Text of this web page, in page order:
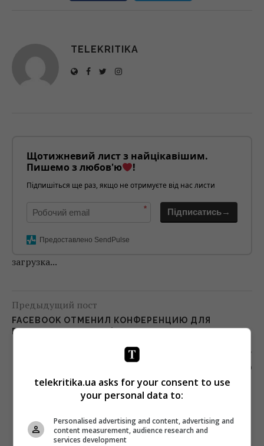
TELEKRITIKA
Щотижневий лист з найцікавішим.
Пишемо з любов'ю
!
Підпишіться ще раз, якщо не отримуєте від нас листи
* Підписатись→
Предоставлено SendPulse
загрузка...
Предыдущий пост
FACEBOOK ОТМЕНИЛ КОНФЕРЕНЦИЮ ДЛЯ
РАЗРАБОТЧИКОВ СОФТА ИЗ-ЗА КОРОНАВИРУСА
Следующий пост
ИЗ-ЗА КОРОНАВИРУСА ЦЕРЕМОНИЮ
НАГРАЖДЕНИЯ PROMAX EUROPE 2020
telekritika.ua asks for your consent to use
your personal data to:
Personalised advertising and content, advertising and
content measurement, audience research and
services development